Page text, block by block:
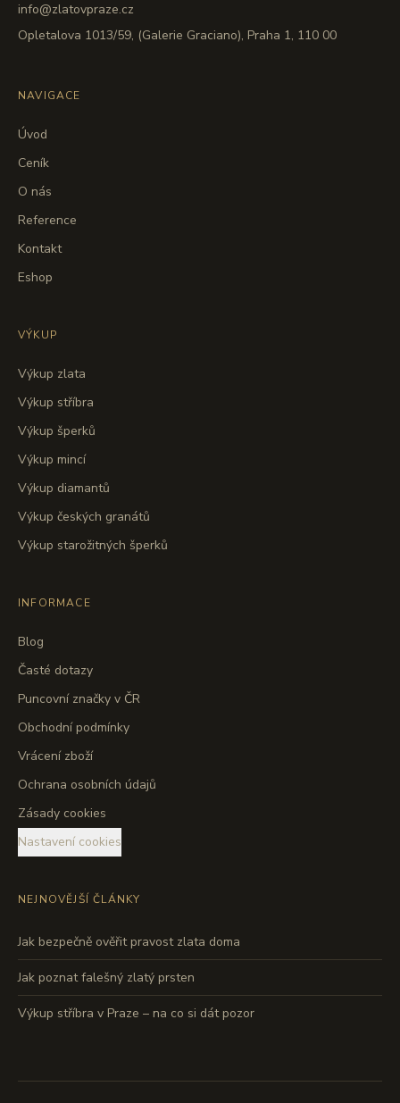
info@zlatovpraze.cz
Opletalova 1013/59, (Galerie Graciano), Praha 1, 110 00
NAVIGACE
Úvod
Ceník
O nás
Reference
Kontakt
Eshop
VÝKUP
Výkup zlata
Výkup stříbra
Výkup šperků
Výkup mincí
Výkup diamantů
Výkup českých granátů
Výkup starožitných šperků
INFORMACE
Blog
Časté dotazy
Puncovní značky v ČR
Obchodní podmínky
Vrácení zboží
Ochrana osobních údajů
Zásady cookies
Nastavení cookies
NEJNOVĚJŠÍ ČLÁNKY
Jak bezpečně ověřit pravost zlata doma
Jak poznat falešný zlatý prsten
Výkup stříbra v Praze – na co si dát pozor